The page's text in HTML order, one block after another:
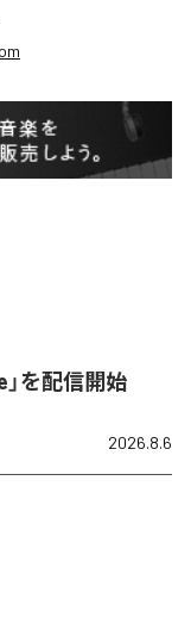
を配信開始
2026.8.6